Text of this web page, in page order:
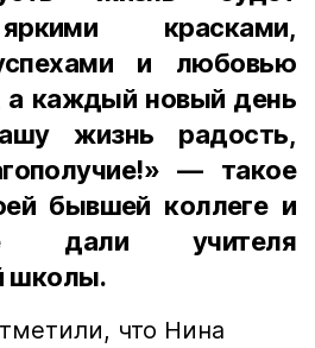
красками,
и любовью
а каждый новый день
жизнь радость,
— такое
бывшей коллеге и
дали учителя
школы.
что Нина